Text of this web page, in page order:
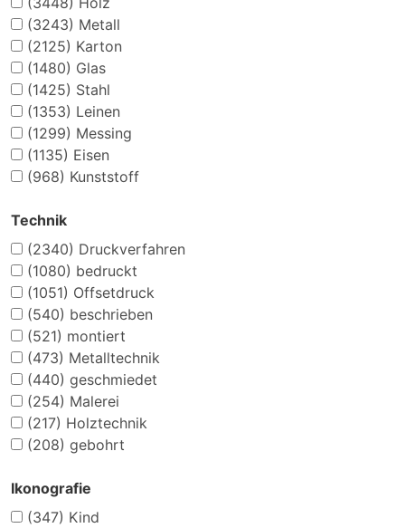
(3243) Metall
(2125) Karton
(1480) Glas
(1425) Stahl
(1353) Leinen
(1299) Messing
(1135) Eisen
(968) Kunststoff
Technik
(2340) Druckverfahren
(1080) bedruckt
(1051) Offsetdruck
(540) beschrieben
(521) montiert
(473) Metalltechnik
(440) geschmiedet
(254) Malerei
(217) Holztechnik
(208) gebohrt
Ikonografie
(347) Kind